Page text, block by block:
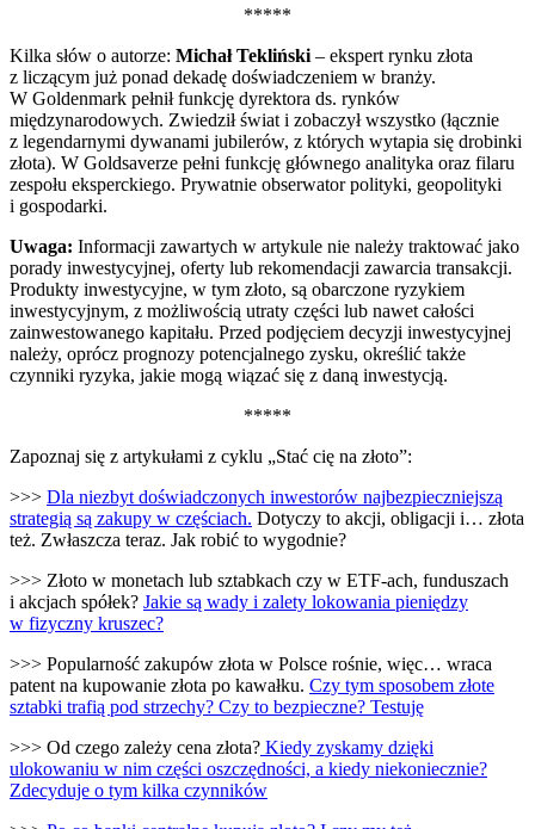
*****
Kilka słów o autorze: Michał Tekliński – ekspert rynku złota
z liczącym już ponad dekadę doświadczeniem w branży.
W Goldenmark pełnił funkcję dyrektora ds. rynków
międzynarodowych. Zwiedził świat i zobaczył wszystko (łącznie
z legendarnymi dywanami jubilerów, z których wytapia się drobinki
złota). W Goldsaverze pełni funkcję głównego analityka oraz filaru
zespołu eksperckiego. Prywatnie obserwator polityki, geopolityki
i gospodarki.
Uwaga: Informacji zawartych w artykule nie należy traktować jako
porady inwestycyjnej, oferty lub rekomendacji zawarcia transakcji.
Produkty inwestycyjne, w tym złoto, są obarczone ryzykiem
inwestycyjnym, z możliwością utraty części lub nawet całości
zainwestowanego kapitału. Przed podjęciem decyzji inwestycyjnej
należy, oprócz prognozy potencjalnego zysku, określić także
czynniki ryzyka, jakie mogą wiązać się z daną inwestycją.
*****
Zapoznaj się z artykułami z cyklu „Stać cię na złoto”:
>>> Dla niezbyt doświadczonych inwestorów najbezpieczniejszą
strategią są zakupy w częściach. Dotyczy to akcji, obligacji i… złota
też. Zwłaszcza teraz. Jak robić to wygodnie?
>>> Złoto w monetach lub sztabkach czy w ETF-ach, funduszach
i akcjach spółek? Jakie są wady i zalety lokowania pieniędzy
w fizyczny kruszec?
>>> Popularność zakupów złota w Polsce rośnie, więc… wraca
patent na kupowanie złota po kawałku. Czy tym sposobem złote
sztabki trafią pod strzechy? Czy to bezpieczne? Testuję
>>> Od czego zależy cena złota? Kiedy zyskamy dzięki
ulokowaniu w nim części oszczędności, a kiedy niekoniecznie?
Zdecyduje o tym kilka czynników